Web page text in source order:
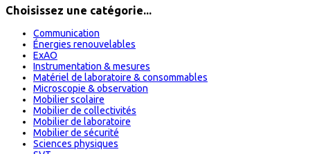
Choisissez une catégorie...
Communication
Énergies renouvelables
ExAO
Instrumentation & mesures
Matériel de laboratoire & consommables
Microscopie & observation
Mobilier scolaire
Mobilier de collectivités
Mobilier de laboratoire
Mobilier de sécurité
Sciences physiques